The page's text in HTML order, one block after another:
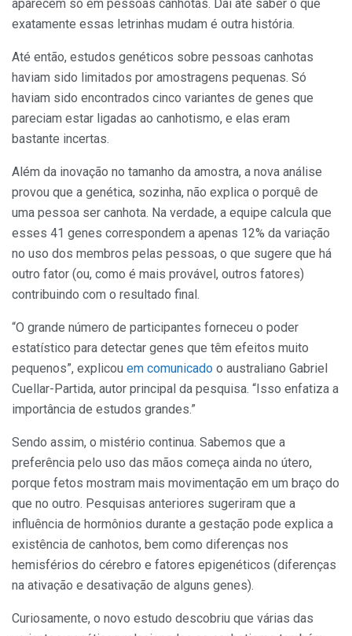
aparecem só em pessoas canhotas. Daí até saber o que
exatamente essas letrinhas mudam é outra história.
Até então, estudos genéticos sobre pessoas canhotas
haviam sido limitados por amostragens pequenas. Só
haviam sido encontrados cinco variantes de genes que
pareciam estar ligadas ao canhotismo, e elas eram
bastante incertas.
Além da inovação no tamanho da amostra, a nova análise
provou que a genética, sozinha, não explica o porquê de
uma pessoa ser canhota. Na verdade, a equipe calcula que
esses 41 genes correspondem a apenas 12% da variação
no uso dos membros pelas pessoas, o que sugere que há
outro fator (ou, como é mais provável, outros fatores)
contribuindo com o resultado final.
“O grande número de participantes forneceu o poder
estatístico para detectar genes que têm efeitos muito
pequenos”, explicou em comunicado o australiano Gabriel
Cuellar-Partida, autor principal da pesquisa. “Isso enfatiza a
importância de estudos grandes.”
Sendo assim, o mistério continua. Sabemos que a
preferência pelo uso das mãos começa ainda no útero,
porque fetos mostram mais movimentação em um braço do
que no outro. Pesquisas anteriores sugeriram que a
influência de hormônios durante a gestação pode explica a
existência de canhotos, bem como diferenças nos
hemisférios do cérebro e fatores epigenéticos (diferenças
na ativação e desativação de alguns genes).
Curiosamente, o novo estudo descobriu que várias das